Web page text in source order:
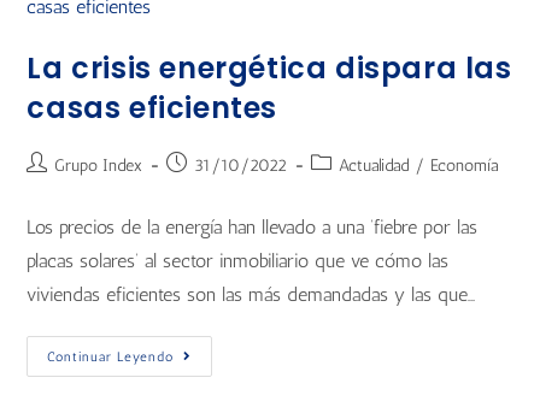
La crisis energética dispara las
casas eficientes
Grupo Index 31/10/2022 Actualidad / Economía
Los precios de la energía han llevado a una ‘fiebre por las
placas solares’ al sector inmobiliario que ve cómo las
viviendas eficientes son las más demandadas y las que…
Continuar Leyendo